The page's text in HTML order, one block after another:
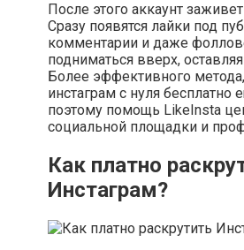
После этого аккаунт
Сразу появятся лайки под
комментарии и даже
подниматься вверх,
Более эффективного
инстаграм с нуля бесплатно
поэтому помощь LikeInsta
социальной площадки и
Как платно
Инстаграм?